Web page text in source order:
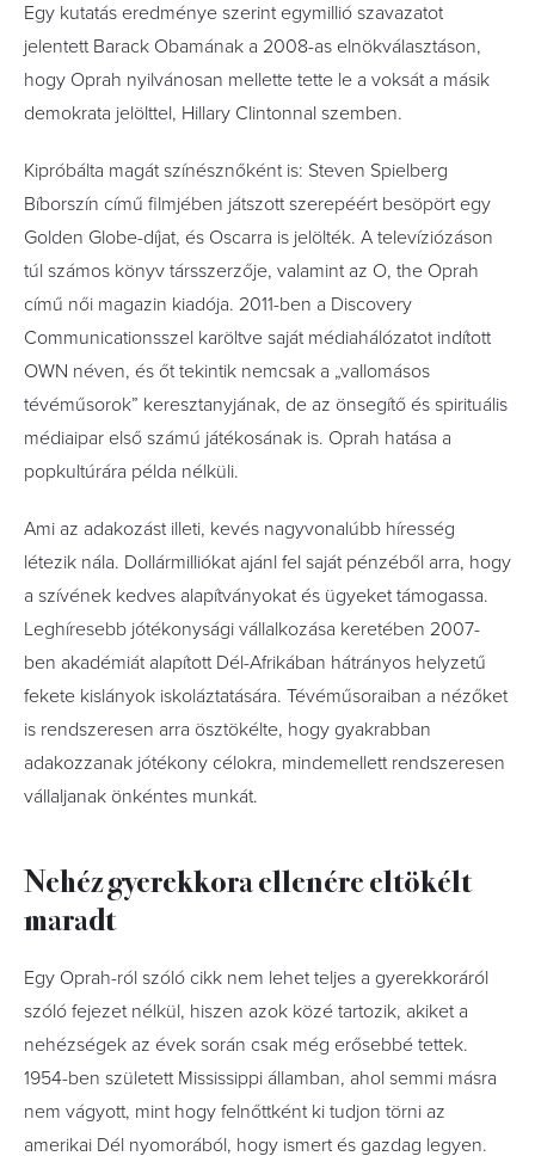
Egy kutatás eredménye szerint egymillió szavazatot
jelentett Barack Obamának a 2008-as elnökválasztáson,
hogy Oprah nyilvánosan mellette tette le a voksát a másik
demokrata jelölttel, Hillary Clintonnal szemben.
Kipróbálta magát színésznőként is: Steven Spielberg
Bíborszín című filmjében játszott szerepéért besöpört egy
Golden Globe-díjat, és Oscarra is jelölték. A televíziózáson
túl számos könyv társszerzője, valamint az O, the Oprah
című női magazin kiadója. 2011-ben a Discovery
Communicationsszel karöltve saját médiahálózatot indított
OWN néven, és őt tekintik nemcsak a „vallomásos
tévéműsorok” keresztanyjának, de az önsegítő és spirituális
médiaipar első számú játékosának is. Oprah hatása a
popkultúrára példa nélküli.
Ami az adakozást illeti, kevés nagyvonalúbb híresség
létezik nála. Dollármilliókat ajánl fel saját pénzéből arra, hogy
a szívének kedves alapítványokat és ügyeket támogassa.
Leghíresebb jótékonysági vállalkozása keretében 2007-
ben akadémiát alapított Dél-Afrikában hátrányos helyzetű
fekete kislányok iskoláztatására. Tévéműsoraiban a nézőket
is rendszeresen arra ösztökélte, hogy gyakrabban
adakozzanak jótékony célokra, mindemellett rendszeresen
vállaljanak önkéntes munkát.
Nehéz gyerekkora ellenére eltökélt
maradt
Egy Oprah-ról szóló cikk nem lehet teljes a gyerekkoráról
szóló fejezet nélkül, hiszen azok közé tartozik, akiket a
nehézségek az évek során csak még erősebbé tettek.
1954-ben született Mississippi államban, ahol semmi másra
nem vágyott, mint hogy felnőttként ki tudjon törni az
amerikai Dél nyomorából, hogy ismert és gazdag legyen.